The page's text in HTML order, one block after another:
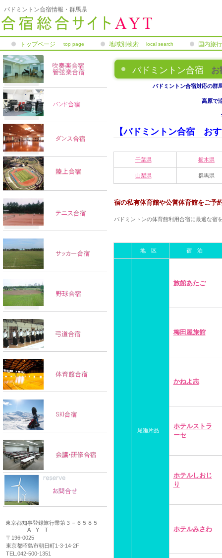
バドミントン合宿情報・群馬県
バドミントン合宿 お
バドミントン合宿対応の群
高原で
【バドミントン合宿 お
千葉県 栃木県
山梨県 群馬県
宿の私有体育館や公営体育館をご予
バドミントンの体育館利用合宿に最適な宿
地 区 宿 泊
尾瀬片品
旅館あたご
梅田屋旅館
かねよ志
ホテルストラ
ーセ
ホテルしおじ
り
ホテルみさわ
top page
トップページ local search
地域別検索
国内旅
険
東京都知事登録旅行業第３－６５８５
A Y T
〒196-0025
東京都昭島市朝日町1-3-14-2F
TEL.042-500-1351